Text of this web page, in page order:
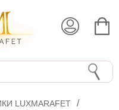
LUXMARAFET